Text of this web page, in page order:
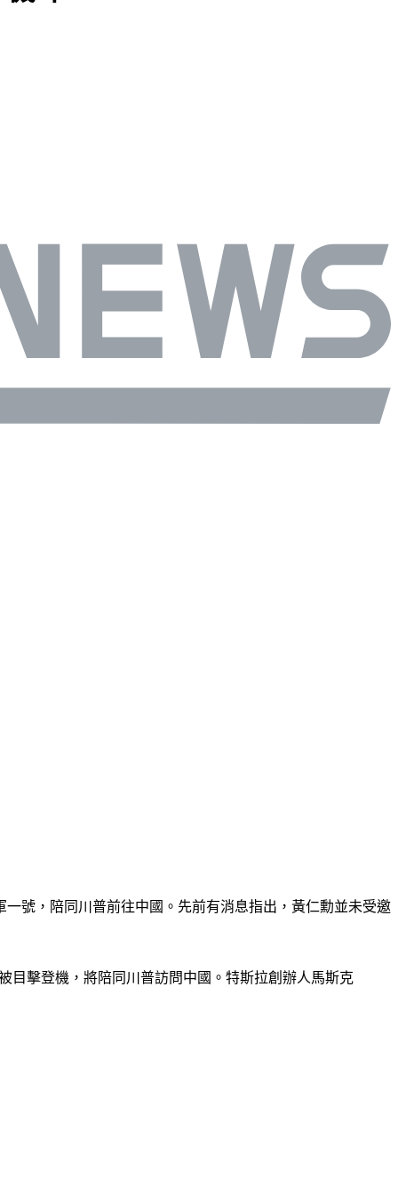
號，陪同川普前往中國。先前有消息指出，黃仁勳並未受邀
目擊登機，將陪同川普訪問中國。特斯拉創辦人馬斯克